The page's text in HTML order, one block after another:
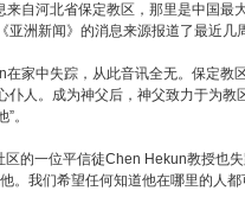
自河北省保定教区，那里是中国最
亚洲新闻》的消息来源报道了最近几
家中失踪，从此音讯全无。保定教
仆人。成为神父后，神父致力于为教
。
的一位平信徒Chen Hekun教授也
。我们希望任何知道他在哪里的人